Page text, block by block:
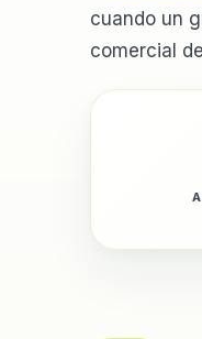
cuando un
comercial